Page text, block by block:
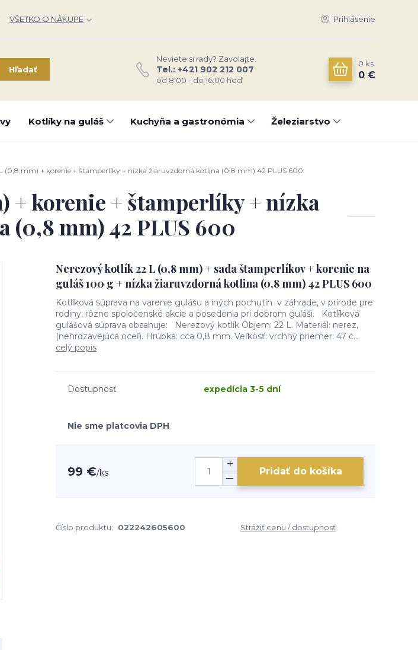
VŠETKO O NÁKUPE Prihlásenie
Hľadať
Neviete si rady? Zavolajte.
Tel.: +421 902 212 007
od 8:00 - do 16:00 hod
0 ks
0 €
Kotlíky na guláš Kuchyňa a gastronómia Železiarstvo
(0,8 mm) + korenie + štamperlíky + nízka žiaruvzdorná kotlina (0,8 mm) 42 PLUS 600
+ korenie + štamperlíky + nízka
mm) 42 PLUS 600
Nerezový kotlík 22 L (0,8 mm) + sada štamperlíkov + korenie na
guláš 100 g + nízka žiaruvzdorná kotlina (0,8 mm) 42 PLUS 600
Kotlíková súprava na varenie gulášu a iných pochutín v záhrade, v prírode pre
rodiny, rôzne spoločenské akcie a posedenia pri dobrom guláši. Kotlíková
gulášová súprava obsahuje: Nerezový kotlík Objem: 22 L. Materiál: nerez,
(nehrdzavejúca oceľ). Hrúbka: cca 0,8 mm. Veľkosť: vrchný priemer: 47 c...
celý popis
Dostupnosť expedícia 3-5 dní
Nie sme platcovia DPH
99 €/ks Pridať do košíka
Číslo produktu: 022242605600 Strážiť cenu / dostupnosť